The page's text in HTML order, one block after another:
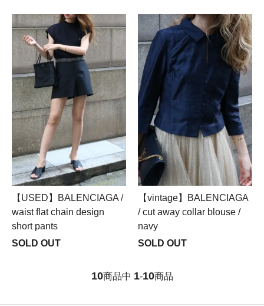
【USED】BALENCIAGA /
waist flat chain design
short pants
SOLD OUT
【vintage】BALENCIAGA
/ cut away collar blouse /
navy
SOLD OUT
10商品中 1-10商品